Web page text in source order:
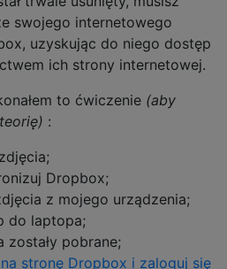
swojego internetowego
uzyskując do niego dostęp
ich strony internetowej.
to ćwiczenie (aby
:
Dropbox;
z mojego urządzenia;
do laptopa;
zostały pobrane;
stronę Dropbox i zaloguj się